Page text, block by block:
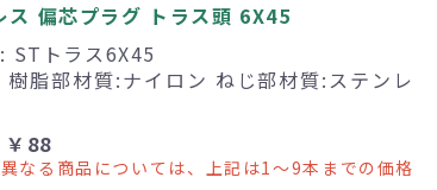
ス 偏芯プラグ トラス頭 6X45
STトラス6X45
脂部材質:ナイロン ねじ部材質:ステンレ
￥88
なる商品については、上記は1～9本までの価格